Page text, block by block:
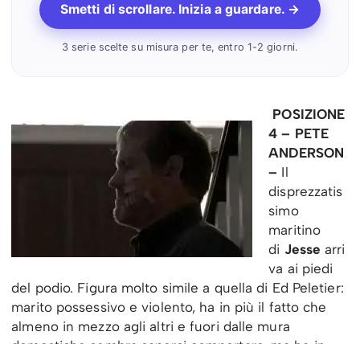
Smetti di scrollare. Inizia a guardare. →
3 serie scelte su misura per te, entro 1-2 giorni.
POSIZIONE
4 – PETE
ANDERSON
– Il
disprezzatis
simo
maritino
di Jessearri
va ai piedi
del podio. Figura molto simile a quella di Ed Peletier:
marito possessivo e violento, ha in più il fatto che
almeno in mezzo agli altri e fuori dalle mura